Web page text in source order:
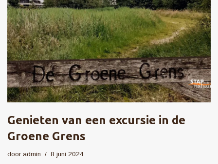
Genieten van een excursie in de
Groene Grens
door admin 8 juni 2024